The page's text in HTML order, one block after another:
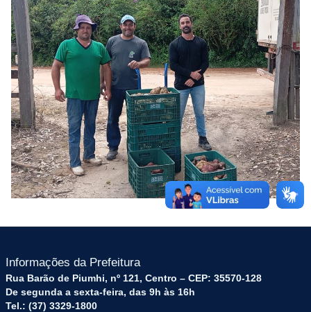
Informações da Prefeitura
Rua Barão de Piumhi, nº 121, Centro – CEP: 35570-128
De segunda a sexta-feira, das 9h às 16h
Tel.: (37) 3329-1800